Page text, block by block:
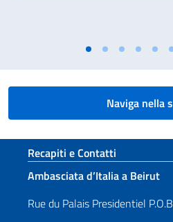
Naviga nella
Sezione footer
Recapiti e Contatti
Ambasciata d’Italia a Beirut
Rue du Palais Presidentiel